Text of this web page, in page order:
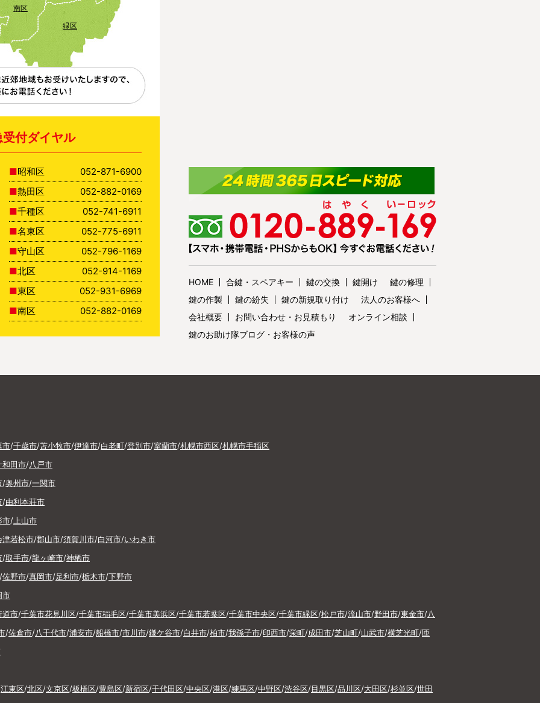
HOME 合鍵・スペアキー 鍵の交換 鍵開け
鍵の修理
鍵の作製
鍵の紛失 鍵の新規取り付け
法人のお客様へ
会社概要
お問い合わせ・お見積もり
オンライン相談
鍵のお助け隊ブログ・お客様の声
緑区
南区
付ダイヤル
昭和区
052-871-6900
熱田区
052-882-0169
千種区
052-741-6911
名東区
052-775-6911
守山区
052-796-1169
北区
052-914-1169
東区
052-931-6969
南区
052-882-0169
市/千歳市/苫小牧市/伊達市/白老町/登別市/室蘭市/札幌市西区/札幌市手稲区
和田市/八戸市
/奥州市/一関市
/由利本荘市
市/ 上山市
津若松市/郡山市/須賀川市/白河市/いわき市
/取手市/龍ヶ崎市/神栖市
/佐野市/真岡市/足利市/栃木市/下野市
市
道市/千葉市花見川区/千葉市稲毛区/千葉市美浜区/千葉市若葉区/千葉市中央区/千葉市緑区/松戸市/流山市/野田市/東金市/八
/佐倉市/八千代市/浦安市/船橋市/市川市/鎌ケ谷市/白井市/柏市/我孫子市/印西市/栄町/成田市/芝山町/山武市/横芝光町/匝
江東区/北区/文京区/板橋区/豊島区/新宿区/千代田区/中央区/港区/練馬区/中野区/渋谷区/目黒区/品川区/大田区/杉並区/世田